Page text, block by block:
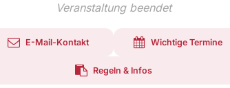
Veranstaltung beendet
E-Mail-Kontakt Wichtige Termine
Regeln & Infos